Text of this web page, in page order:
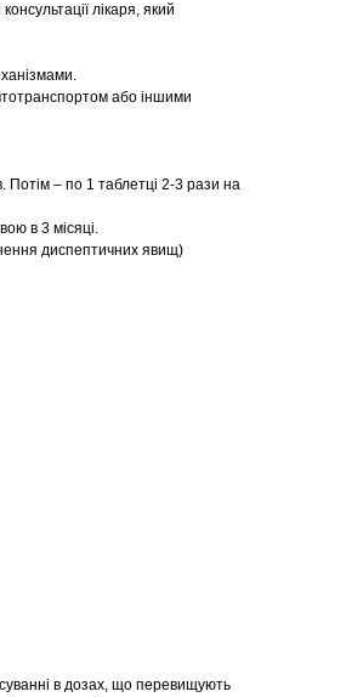
лікаря, який
або іншими
Потім – по 1 таблетці 2-3 рази на
в 3 місяці.
диспептичних явищ)
в дозах, що перевищують